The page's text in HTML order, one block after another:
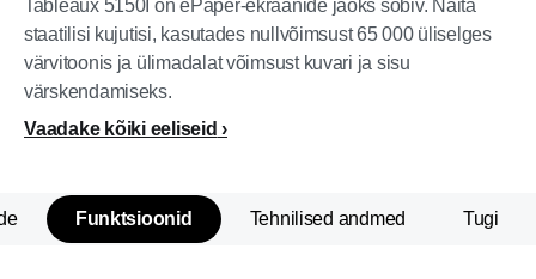
Tableaux 5150I on ePaper-ekraanide jaoks sobiv. Näita
staatilisi kujutisi, kasutades nullvõimsust 65 000 üliselges
värvitoonis ja ülimadalat võimsust kuvari ja sisu
värskendamiseks.
Vaadake kõiki eeliseid
Funktsioonid Tehnilised andmed Tugi